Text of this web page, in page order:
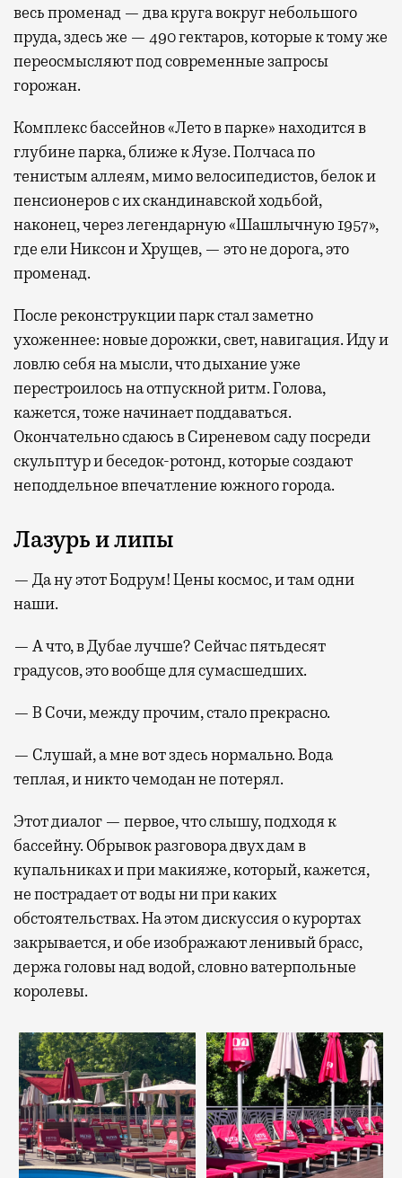
весь променад — два круга вокруг небольшого
пруда, здесь же — 490 гектаров, которые к тому же
переосмысляют под современные запросы
горожан.
Комплекс бассейнов «Лето в парке» находится в
глубине парка, ближе к Яузе. Полчаса по
тенистым аллеям, мимо велосипедистов, белок и
пенсионеров с их скандинавской ходьбой,
наконец, через легендарную «Шашлычную 1957»,
где ели Никсон и Хрущев, — это не дорога, это
променад.
После реконструкции парк стал заметно
ухоженнее: новые дорожки, свет, навигация. Иду и
ловлю себя на мысли, что дыхание уже
перестроилось на отпускной ритм. Голова,
кажется, тоже начинает поддаваться.
Окончательно сдаюсь в Сиреневом саду посреди
скульптур и беседок-ротонд, которые создают
неподдельное впечатление южного города.
Лазурь и липы
— Да ну этот Бодрум! Цены космос, и там одни
наши.
— А что, в Дубае лучше? Сейчас пятьдесят
градусов, это вообще для сумасшедших.
— В Сочи, между прочим, стало прекрасно.
— Слушай, а мне вот здесь нормально. Вода
теплая, и никто чемодан не потерял.
Этот диалог — первое, что слышу, подходя к
бассейну. Обрывок разговора двух дам в
купальниках и при макияже, который, кажется,
не пострадает от воды ни при каких
обстоятельствах. На этом дискуссия о курортах
закрывается, и обе изображают ленивый брасс,
держа головы над водой, словно ватерпольные
королевы.